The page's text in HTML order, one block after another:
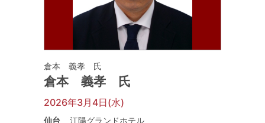
倉本 義孝 氏
倉本 義孝 氏
2026年3月4日(水)
仙台 江陽グランドホテル